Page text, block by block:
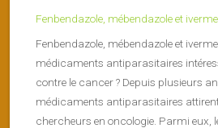
Fenbendazole, mébendazole et
Fenbendazole, mébendazole et
médicaments antiparasitaires
contre le cancer ? Depuis plusieurs
médicaments antiparasitaires attirent
chercheurs en oncologie. Parmi eux,